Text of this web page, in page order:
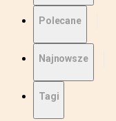
Polecane
Najnowsze
Tagi